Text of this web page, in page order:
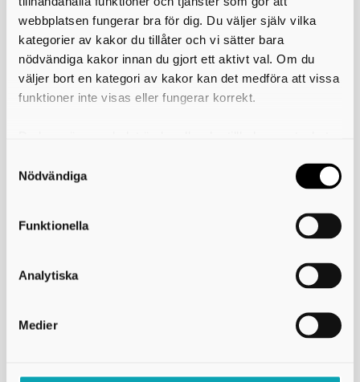
webbplatsen fungerar bra för dig. Du väljer själv vilka
kategorier av kakor du tillåter och vi sätter bara
nödvändiga kakor innan du gjort ett aktivt val. Om du
väljer bort en kategori av kakor kan det medföra att vissa
funktioner inte visas eller fungerar korrekt.
användning av kakor som du hittar längst ner på sidan
Nödvändiga
Funktionella
Analytiska
Medier
Kontakta oss
0500 49 38 75